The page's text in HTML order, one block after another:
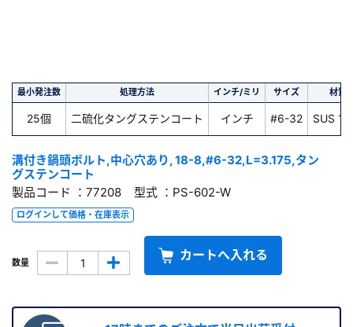
最小発注数 処理方法 インチ/ミリ サイズ 材質
25個 二硫化タングステンコート インチ #6-32 SUS
溝付き鍋頭ボルト,中心穴あり, 18-8,#6-32,L=3.175,タン
グステンコート
製品コード ：77208 型式 ：PS-602-W
ログインして価格・在庫表示
数量 カートへ入れる